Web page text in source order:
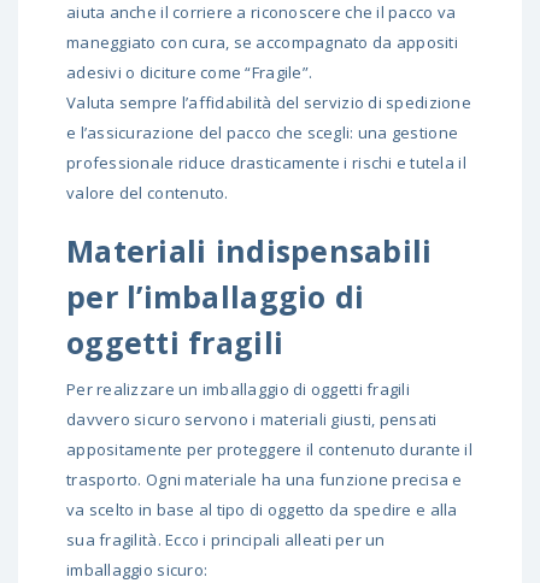
aiuta anche il corriere a riconoscere che il pacco va
maneggiato con cura, se accompagnato da appositi
adesivi o diciture come “Fragile”.
Valuta sempre l’affidabilità del servizio di spedizione
e l’assicurazione del pacco che scegli: una gestione
professionale riduce drasticamente i rischi e tutela il
valore del contenuto.
Materiali indispensabili
per l’imballaggio di
oggetti fragili
Per realizzare un imballaggio di oggetti fragili
davvero sicuro servono i materiali giusti, pensati
appositamente per proteggere il contenuto durante il
trasporto. Ogni materiale ha una funzione precisa e
va scelto in base al tipo di oggetto da spedire e alla
sua fragilità. Ecco i principali alleati per un
imballaggio sicuro: